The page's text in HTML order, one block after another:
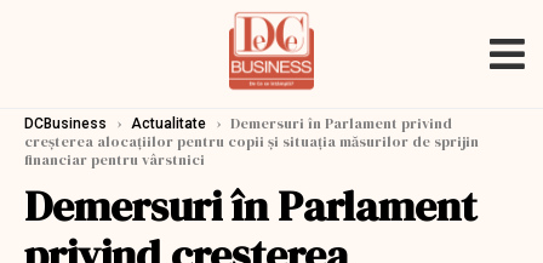
DCBusiness › Actualitate › Demersuri în Parlament privind
creşterea alocaţiilor pentru copii şi situaţia măsurilor de sprijin
financiar pentru vârstnici
Demersuri în Parlament